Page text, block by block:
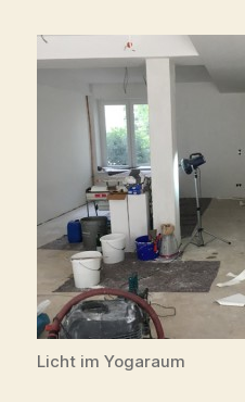
Licht im Yogaraum